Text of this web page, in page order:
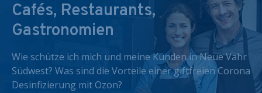
Cafés, Restaurants,
Gastronomien
Wie schütze ich mich und meine Kunden in Neue Vahr
Südwest? Was sind die Vorteile einer giftfreien Corona
Desinfizierung mit Ozon?